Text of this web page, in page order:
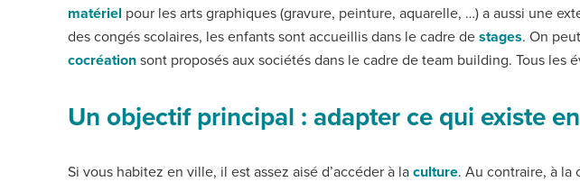
matériel pour les arts graphiques (gravure, peinture, aquarelle, …) a aussi une
des congés scolaires, les enfants sont accueillis dans le cadre de stages. On
cocréationsont proposés aux sociétés dans le cadre de team building. Tous les
Un objectif principal : adapter ce qui existe
Si vous habitez en ville, il est assez aisé d’accéder à la culture. Au contraire, à la